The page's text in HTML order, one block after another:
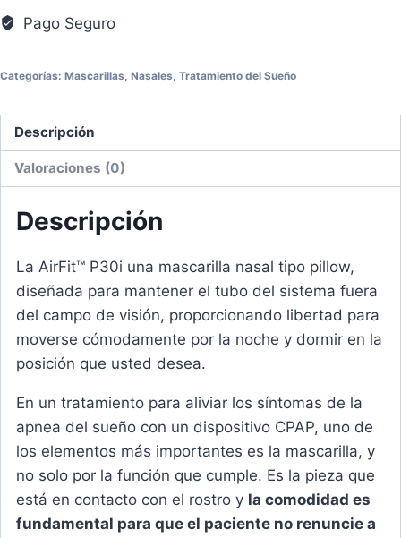
Resmed
Pago Seguro
Categorías: Mascarillas Nasales Tratamiento del Sueño
Descripción
Valoraciones (0)
Descripción
La AirFit™ P30i una mascarilla nasal tipo pillow,
diseñada para mantener el tubo del sistema fuera
del campo de visión, proporcionando libertad para
moverse cómodamente por la noche y dormir en la
posición que usted desea.
En un tratamiento para aliviar los síntomas de la
apnea del sueño con un dispositivo CPAP, uno de
los elementos más importantes es la mascarilla, y
no solo por la función que cumple. Es la pieza que
está en contacto con el rostro y la comodidad es
fundamental para que el paciente no renuncie a